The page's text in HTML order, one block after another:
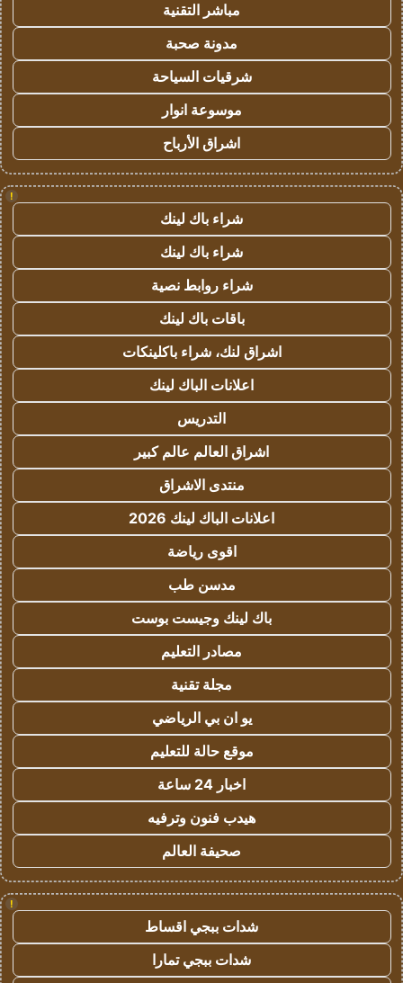
مباشر التقنية
مدونة صحبة
شرقيات السياحة
موسوعة انوار
اشراق الأرباح
!
شراء باك لينك
شراء باك لينك
شراء روابط نصية
باقات باك لينك
اشراق لنك، شراء باكلينكات
اعلانات الباك لينك
التدريس
اشراق العالم عالم كبير
منتدى الاشراق
اعلانات الباك لينك 2026
اقوى رياضة
مدسن طب
باك لينك وجيست بوست
مصادر التعليم
مجلة تقنية
يو ان بي الرياضي
موقع حالة للتعليم
اخبار 24 ساعة
هيدب فنون وترفيه
صحيفة العالم
!
شدات ببجي اقساط
شدات ببجي تمارا